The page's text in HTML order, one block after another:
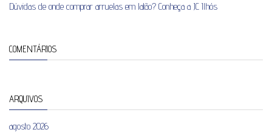
Dúvidas de onde comprar arruelas em latão? Conheça a JC Ilhós
COMENTÁRIOS
ARQUIVOS
agosto 2026